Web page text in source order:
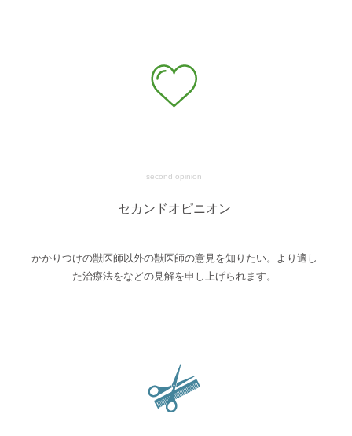
second opinion
セカンドオピニオン
かかりつけの獣医師以外の獣医師の意見を知りたい。より適し
た治療法をなどの見解を申し上げられます。